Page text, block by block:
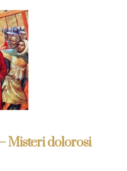
Misteri dolorosi